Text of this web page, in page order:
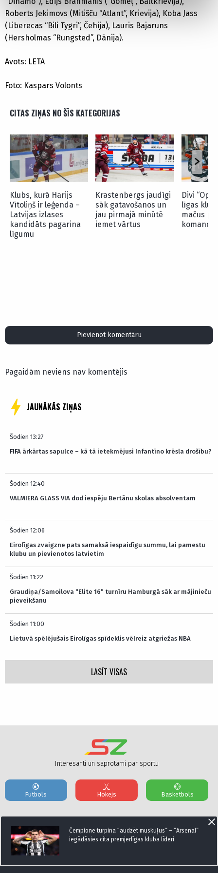
Roberts Jekimovs (Mitišču “Atlant”, Krievija), Koba Jass
(Liberecas “Bili Tygri”, Čehija), Lauris Bajaruns
(Hersholmas “Rungsted”, Dānija).
Avots: LETA
Foto: Kaspars Volonts
CITAS ZIŅAS NO ŠĪS KATEGORIJAS
Klubs, kurā Harijs
Vītoliņš ir leģenda –
Latvijas izlases
kandidāts pagarina
līgumu
Krastenbergs jaudīgi
sāk gatavošanos un
jau pirmajā minūtē
iemet vārtus
Divi
līgas
mačus
Pievienot komentāru
Pagaidām neviens nav komentējis
JAUNĀKĀS ZIŅAS
Šodien 13:27
FIFA ārkārtas sapulce – kā tā ietekmējusi Infantīno krēsla drošību?
Šodien 12:40
VALMIERA GLASS VIA dod iespēju Bertānu skolas absolventam
Šodien 12:06
Eirolīgas zvaigzne pats samaksā iespaidīgu summu, lai pamestu
klubu un pievienotos latvietim
Šodien 11:22
Graudiņa/Samoilova “Elite 16” turnīru Hamburgā sāk ar mājinieču
pieveikšanu
Šodien 11:00
Lietuvā spēlējušais Eirolīgas spīdeklis vēlreiz atgriežas NBA
LASĪT VISAS
Čempione turpina “audzēt muskuļus” – “Arsenal”
iegādāsies cita premjerlīgas kluba līderi
Interesanti un saprotami par sportu
Futbols Hokejs Basketbols
Par mums Reklāmas Parametri Kontakti
Seko mums: